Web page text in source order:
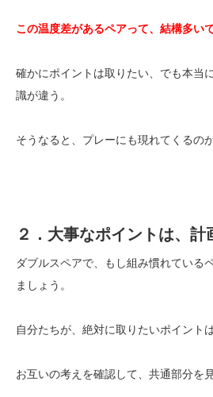
この温度差があるペアって、結構多いで
確かにポイントは取りたい、でも本当
識が違う。
そうなると、プレーにも現れてくるの
２．大事なポイントは、計
ダブルスペアで、もし組み慣れている
ましょう。
自分たちが、絶対に取りたいポイント
お互いの考えを確認して、共通部分を